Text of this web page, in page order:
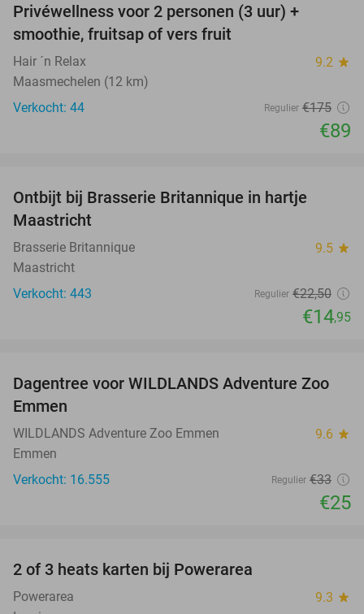
Privéwellness voor 2 personen (3 uur) +
smoothie, fruitsap of vers fruit
Hair ´n Relax 9.2 star
Maasmechelen (12 km)
Verkocht: 44
Regulier €175
€89
Ontbijt bij Brasserie Britannique in hartje
Maastricht
Brasserie Britannique 9.5 star
Maastricht
Verkocht: 443
Regulier €22,50
€14,95
24%
Dagentree voor WILDLANDS Adventure Zoo
Emmen
WILDLANDS Adventure Zoo Emmen 9.6 star
Emmen
Verkocht: 16.555
Regulier €33
€25
2 of 3 heats karten bij Powerarea
Powerarea 9.3 star